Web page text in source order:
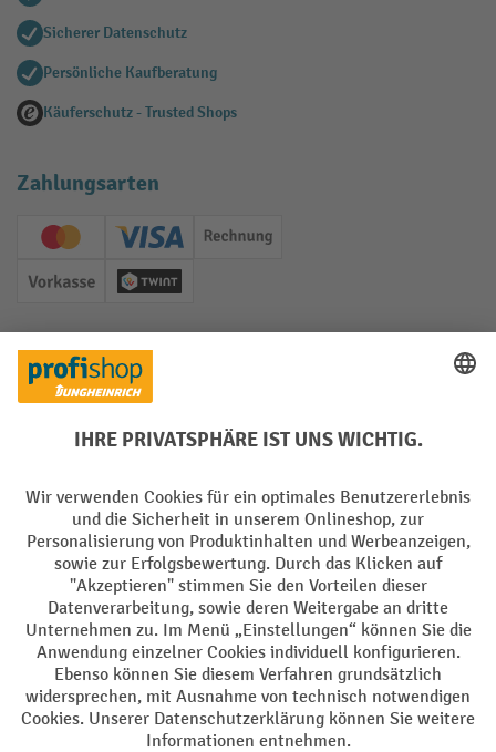
Sicherer Datenschutz
Persönliche Kaufberatung
Käuferschutz - Trusted Shops
Zahlungsarten
Creditcard (Master)Creditcard (Visa)
Rechnung
Vorkasse Twint
Soziale Netzwerke
Facebook
YouTube
LinkedInInstagram
Sprachen
DE FR
AGB Impressum Datenschutz Privacy Settings
Alle Preise exkl. gesetzl. Mehrwertsteuer zzgl.Versandkostenund ggf.
Nachnahmegebühren, wenn nicht anders angegeben.
¹ Der Rabatt gilt so lange der Vorrat reicht. Der Rabatt gilt nicht auf